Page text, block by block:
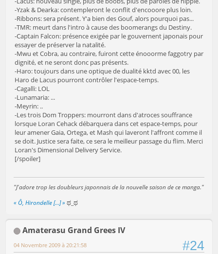
-Yzak & Dearka: contempleront le conflit d'encooore plus loin.
-Ribbons: sera présent. Y'a bien des Gouf, alors pourquoi pas...
-TMR: meurt dans l'intro à cause des boomerangs du Destiny.
-Captain Falcon: présence exigée par le gouvernent japonais pour
essayer de préserver la natalité.
-Mwu et Cobra, au contraire, fuiront cette énooorme faggotry par
dignité, et ne seront donc pas présents.
-Haro: toujours dans une optique de dualité kktd avec 00, les
Haro de Lacus pourront contrôler l'espace-temps.
-Cagalli: LOL
-Lunamaria: ...
-Meyrin: ..
-Les trois Dom Troppers: mourront dans d'atroces souffrance
lorsque Loran Cehack débarquera dans cet espace-temps, pour
leur amener Gaia, Ortega, et Mash qui laveront l'affront comme il
se doit. Justice sera faite, ce sera le meilleur passage du flim. Merci
Loran's Dimensional Delivery Service.
[/spoiler]
"J'adore trop les doubleurs japonnais de la nouvelle saison de ce manga."
« Ô, Hirondelle [...] » ಥ_ಥ
Amaterasu Grand Grees IV
#24
04 Novembre 2009 à 20:21:58